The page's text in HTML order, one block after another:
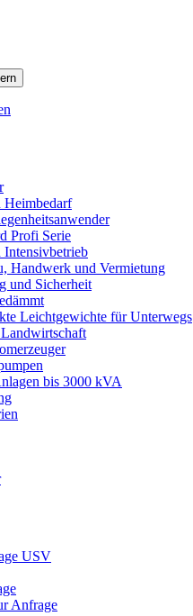
Heimbedarf
Profi Serie
Intensivbetrieb
Handwerk und Vermietung
und Sicherheit
Leichtgewichte für Unterwegs
bis 3000 kVA
USV
Anfrage